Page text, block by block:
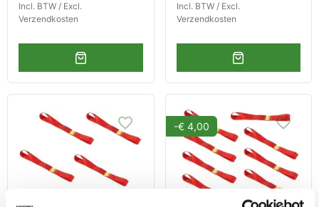
Incl. BTW / Excl.
Verzendkosten
Incl. BTW / Excl.
Verzendkosten
-€ 4,00